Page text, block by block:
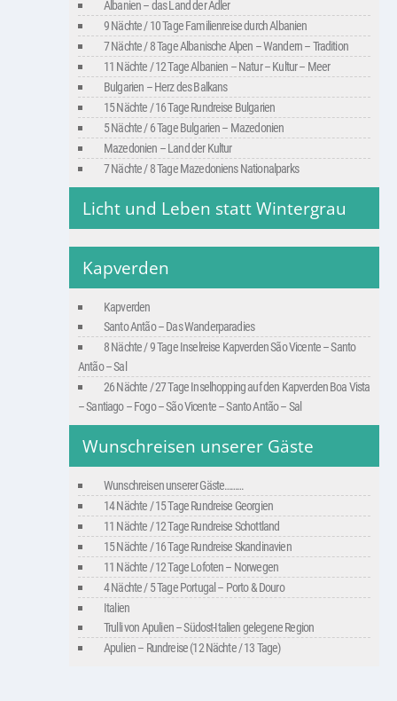
Albanien – das Land der Adler
9 Nächte / 10 Tage Familienreise durch Albanien
7 Nächte / 8 Tage Albanische Alpen – Wandern – Tradition
11 Nächte / 12 Tage Albanien – Natur – Kultur – Meer
Bulgarien – Herz des Balkans
15 Nächte / 16 Tage Rundreise Bulgarien
5 Nächte / 6 Tage Bulgarien – Mazedonien
Mazedonien – Land der Kultur
7 Nächte / 8 Tage Mazedoniens Nationalparks
Licht und Leben statt Wintergrau
Kapverden
Kapverden
Santo Antão – Das Wanderparadies
8 Nächte / 9 Tage Inselreise Kapverden São Vicente – Santo
Antão – Sal
26 Nächte / 27 Tage Inselhopping auf den Kapverden Boa Vista
– Santiago – Fogo – São Vicente – Santo Antão – Sal
Wunschreisen unserer Gäste
Wunschreisen unserer Gäste………
14 Nächte / 15 Tage Rundreise Georgien
11 Nächte / 12 Tage Rundreise Schottland
15 Nächte / 16 Tage Rundreise Skandinavien
11 Nächte / 12 Tage Lofoten – Norwegen
4 Nächte / 5 Tage Portugal – Porto & Douro
Italien
Trulli von Apulien – Südost-Italien gelegene Region
Apulien – Rundreise (12 Nächte / 13 Tage)